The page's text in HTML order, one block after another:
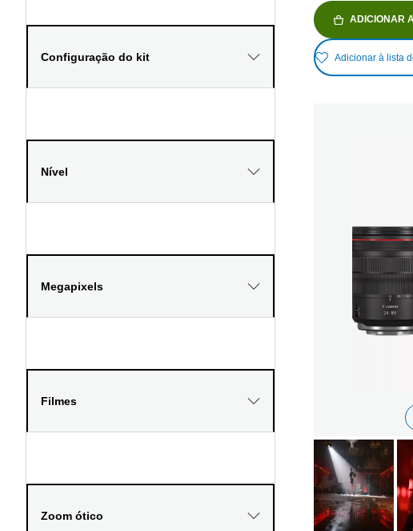
Configuração do kit
Nível
Megapixels
Filmes
Zoom ótico
ADICIONAR
Adicionar à lista